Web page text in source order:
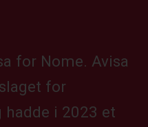
for Nome. Avisa
for
hadde i 2023 et